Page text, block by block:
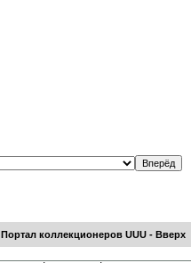
Портал коллекционеров UUU - Вверх